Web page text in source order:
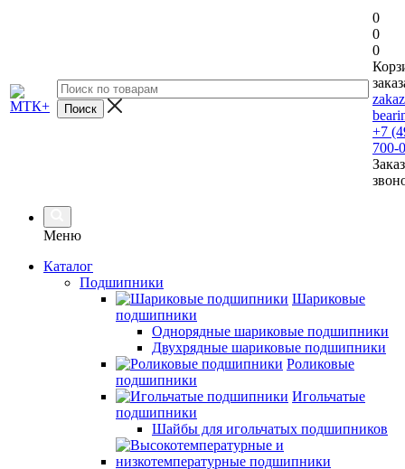
0
0
0
+7
700-
Меню
Каталог
Подшипники
Шариковые
подшипники
Однорядные шариковые подшипники
Двухрядные шариковые подшипники
Роликовые
подшипники
Игольчатые
подшипники
Шайбы для игольчатых подшипников